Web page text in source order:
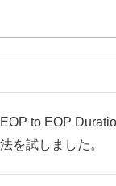
to EOP
を試しました。